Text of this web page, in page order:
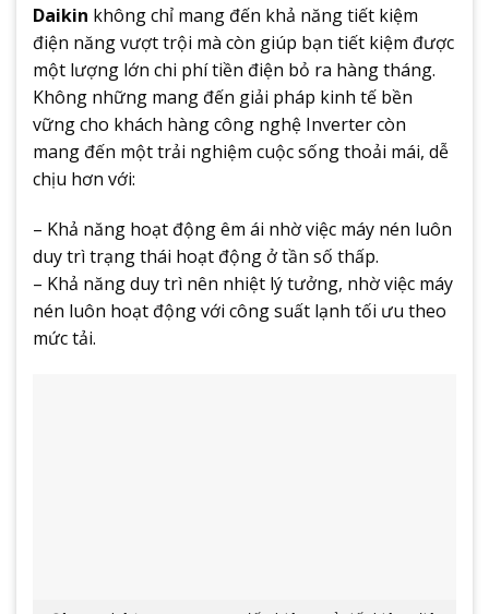
Daikin không chỉ mang đến khả năng tiết kiệm
điện năng vượt trội mà còn giúp bạn tiết kiệm được
một lượng lớn chi phí tiền điện bỏ ra hàng tháng.
Không những mang đến giải pháp kinh tế bền
vững cho khách hàng công nghệ Inverter còn
mang đến một trải nghiệm cuộc sống thoải mái, dễ
chịu hơn với:
– Khả năng hoạt động êm ái nhờ việc máy nén luôn
duy trì trạng thái hoạt động ở tần số thấp.
– Khả năng duy trì nên nhiệt lý tưởng, nhờ việc máy
nén luôn hoạt động với công suất lạnh tối ưu theo
mức tải.